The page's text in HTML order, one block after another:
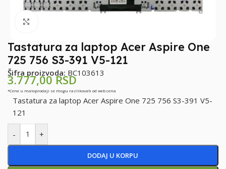
Tastatura za laptop Acer Aspire One
725 756 S3-391 V5-121
Šifra proizvoda: BC103613
3.777,00RSD
*Cene u maloprodaji se mogu razlikovati od web cena
Tastatura za laptop Acer Aspire One 725 756 S3-391 V5-
121
- +
DODAJ U KORPU